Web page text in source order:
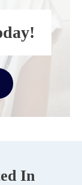
In